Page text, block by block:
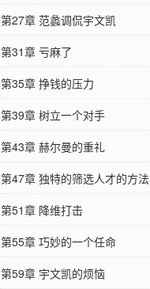
第27章 范蠡调侃宇文凯
第31章 亏麻了
第35章 挣钱的压力
第39章 树立一个对手
第43章 赫尔曼的重礼
第47章 独特的筛选人才的方法
第51章 降维打击
第55章 巧妙的一个任命
第59章 宇文凯的烦恼